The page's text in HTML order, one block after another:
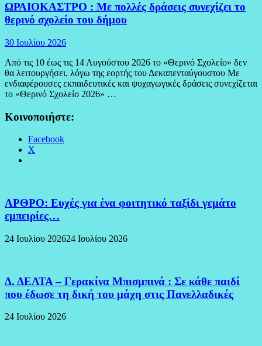
ΩΡΑΙΟΚΑΣΤΡΟ : Με πολλές δράσεις συνεχίζει το
θερινό σχολείο του δήμου
30 Ιουλίου 2026
Από τις 10 έως τις 14 Αυγούστου 2026 το «Θερινό Σχολείο» δεν
θα λειτουργήσει, λόγω της εορτής του Δεκαπενταύγουστου Με
ενδιαφέρουσες εκπαιδευτικές και ψυχαγωγικές δράσεις συνεχίζεται
το «Θερινό Σχολείο 2026» …
Κοινοποιήστε:
Facebook
X
ΑΡΘΡΟ: Ευχές για ένα φοιτητικό ταξίδι γεμάτο
εμπειρίες…
24 Ιουλίου 202624 Ιουλίου 2026
Δ. ΔΕΛΤΑ – Γερακίνα Μπισμπινά : Σε κάθε παιδί
που έδωσε τη δική του μάχη στις Πανελλαδικές
24 Ιουλίου 2026